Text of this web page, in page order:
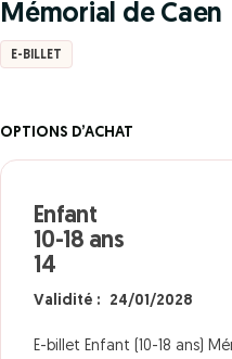
Mémorial de Caen
E-BILLET
OPTIONS D’ACHAT
Enfant
10-18 ans
14
Validité : 24/01/2028
E-billet Enfant (10-18 ans)